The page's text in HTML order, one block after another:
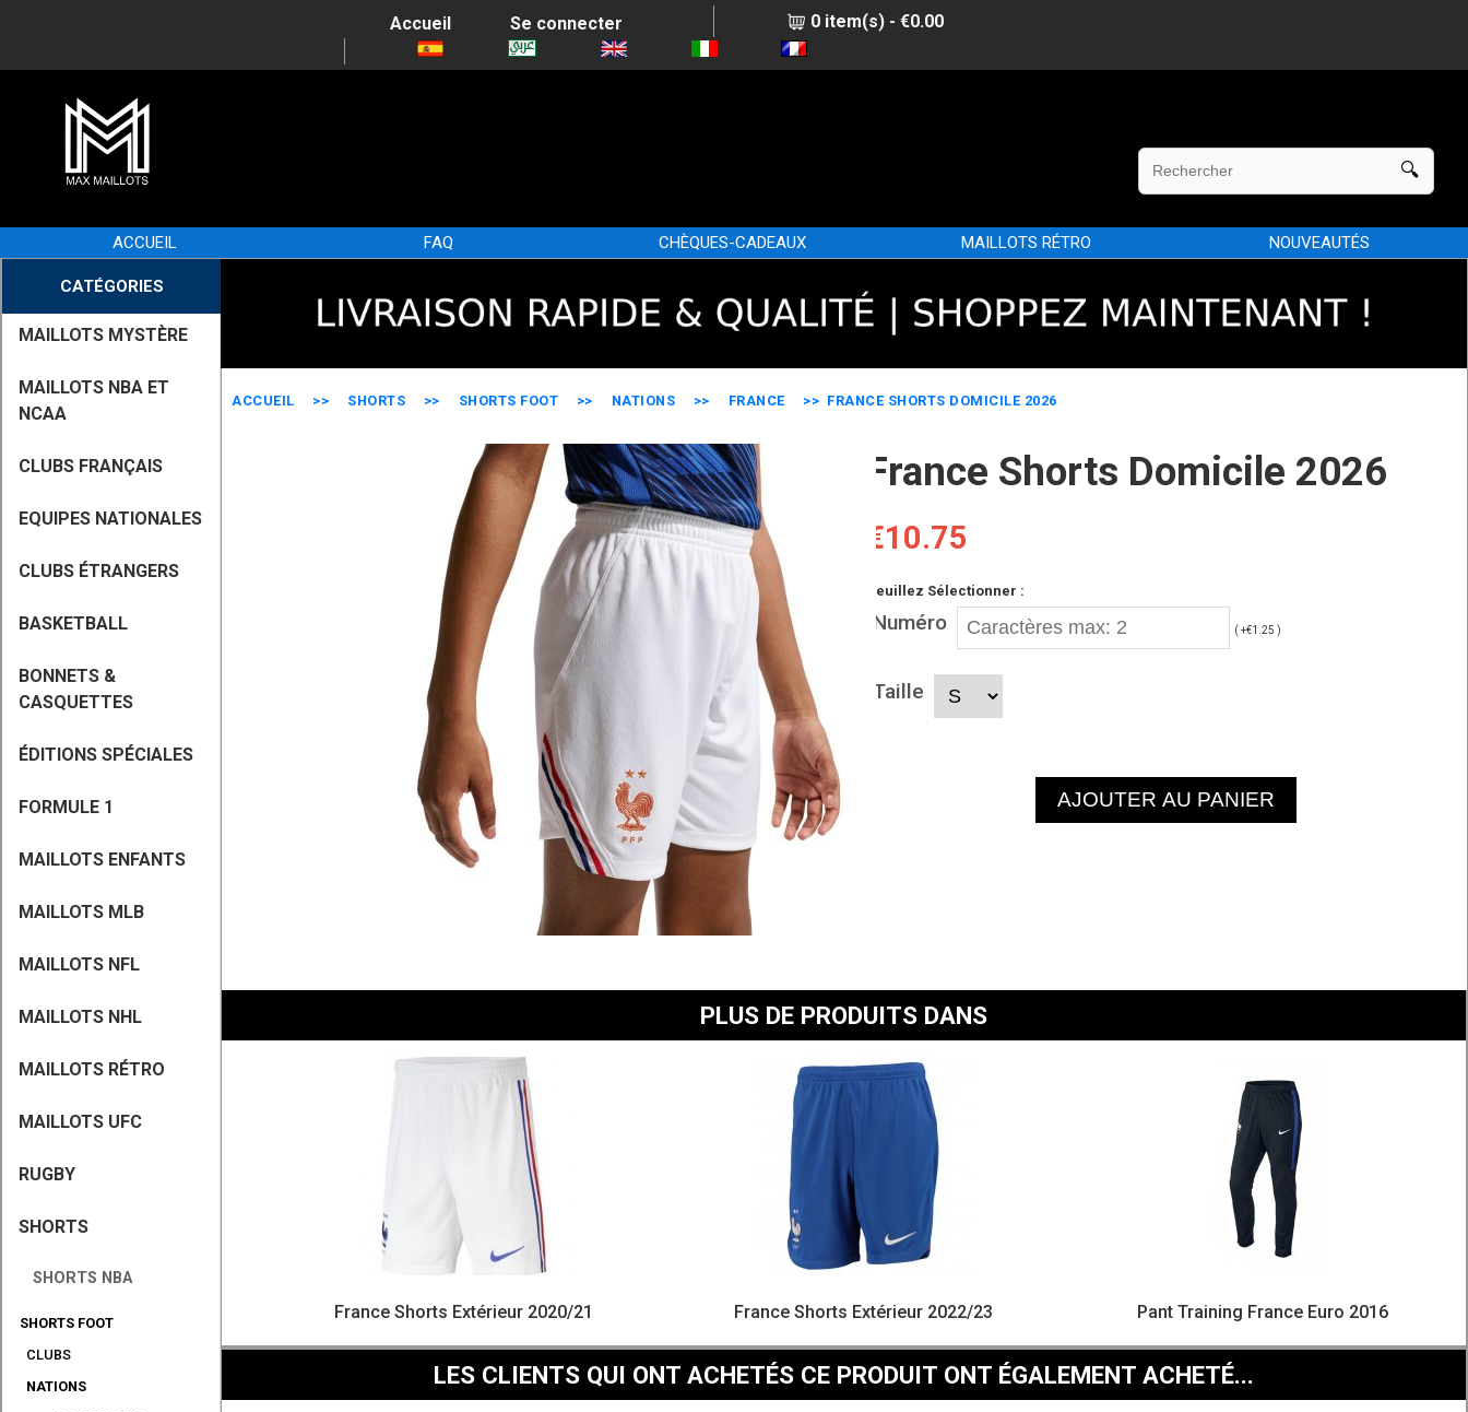
Accueil Se connecter 0 item(s) - €0.00
ACCUEIL FAQ CHÈQUES-CADEAUX MAILLOTS RÉTRO NOUVEAUTÉS
CATÉGORIES
MAILLOTS MYSTÈRE
MAILLOTS NBA ET
NCAA
CLUBS FRANÇAIS
EQUIPES NATIONALES
CLUBS ÉTRANGERS
BASKETBALL
BONNETS &
CASQUETTES
ÉDITIONS SPÉCIALES
FORMULE 1
MAILLOTS ENFANTS
MAILLOTS MLB
MAILLOTS NFL
MAILLOTS NHL
MAILLOTS RÉTRO
MAILLOTS UFC
RUGBY
SHORTS
SHORTS NBA
SHORTS FOOT
CLUBS
NATIONS
ACCUEIL >> SHORTS >> SHORTS FOOT >> NATIONS >> FRANCE >> FRANCE SHORTS DOMICILE 2026
France Shorts Domicile 2026
€10.75
Veuillez Sélectionner :
Numéro ( +€1.25 )
Taille
AJOUTER AU PANIER
PLUS DE PRODUITS DANS
France Shorts Extérieur 2020/21 France Shorts Extérieur 2022/23 Pant Training France Euro 2016
LES CLIENTS QUI ONT ACHETÉS CE PRODUIT ONT ÉGALEMENT ACHETÉ...